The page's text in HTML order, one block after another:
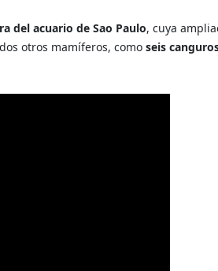
del acuario de Sao Paulo, cuya
otros mamíferos, como seis